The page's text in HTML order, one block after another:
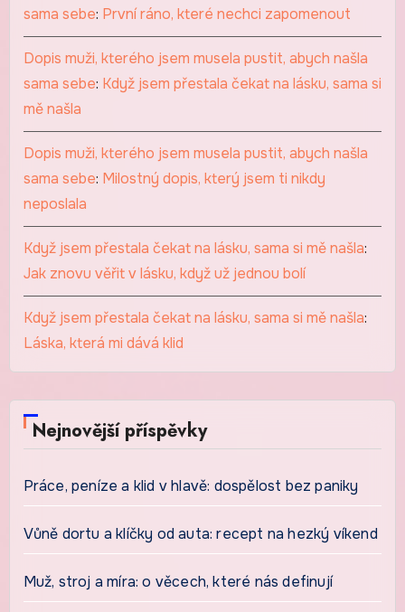
sama sebe: První ráno, které nechci zapomenout
Dopis muži, kterého jsem musela pustit, abych našla
sama sebe: Když jsem přestala čekat na lásku, sama si
mě našla
Dopis muži, kterého jsem musela pustit, abych našla
sama sebe: Milostný dopis, který jsem ti nikdy
neposlala
Když jsem přestala čekat na lásku, sama si mě našla:
Jak znovu věřit v lásku, když už jednou bolí
Když jsem přestala čekat na lásku, sama si mě našla:
Láska, která mi dává klid
Nejnovější příspěvky
Práce, peníze a klid v hlavě: dospělost bez paniky
Vůně dortu a klíčky od auta: recept na hezký víkend
Muž, stroj a míra: o věcech, které nás definují